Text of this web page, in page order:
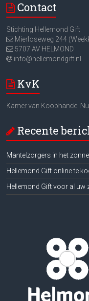
Contact
Stichting Hellemond Gift
Mierloseweg 244
5707 AV HELMOND
info@hellemondgift.nl
KvK
Kamer van Koophandel
Recente
Mantelzorgers in het
Hellemond Gift online te
Hellemond Gift voor al uw